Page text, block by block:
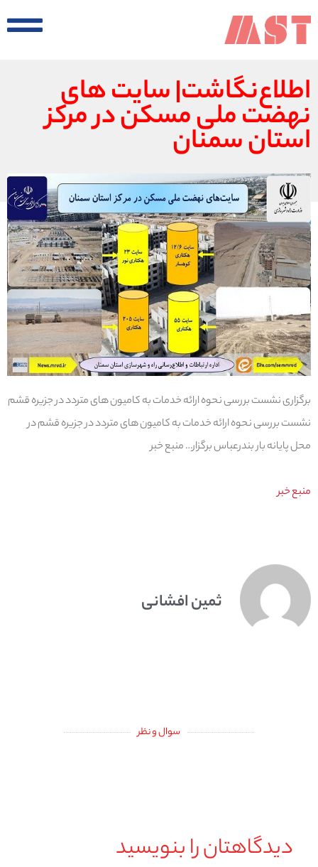
اطلاع‌نگاشت| سایت های
نهضت ملی مسکن در مرکز
استان سمنان
برگزاری نشست بررسی نحوه ارائه خدمات به کامیون های متردد در جزیره قشم
نشست بررسی نحوه ارائه خدمات به کامیون های متردد در جزیره قشم در
محل پایانه بار بندرعباس برگزار… منبع خبر
منبع خبر
ثمین افشانی
سوال و نظر
دیدگاهتان را بنویسید